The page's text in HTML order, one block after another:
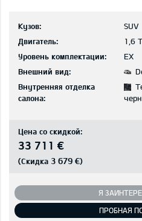
Кузов:
SUV
Двигатель:
1,6
Уровень комплектации:
EX
Внешний вид:
Внутренняя отделка
салона:
Цена со скидкой:
33 711 €
(Скидка 3 679 €)
Я
ПРОБНАЯ